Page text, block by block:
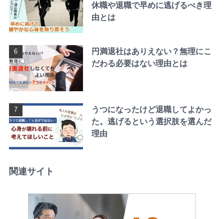
休職や退職で早めに逃げるべき理
由とは
円満退社はありえない？無理にこ
だわる必要はない理由とは
うつになったけど退職してよかっ
た。逃げるという選択肢を選んだ
理由
関連サイト